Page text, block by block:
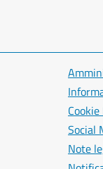
Social
Note